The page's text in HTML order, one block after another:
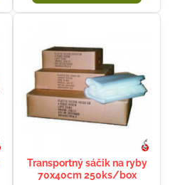
Transportný sáčik na ryby
70x40cm 250ks/box